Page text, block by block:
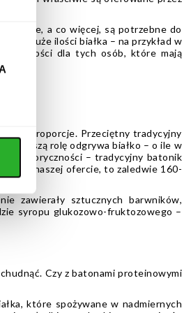
a co więcej, są potrzebne do
duże ilości białka – na przykład w
dla tych osób, które mają
proporcje. Przeciętny tradycyjny
rolę odgrywa białko – o ile w
w kaloryczności – tradycyjny batonik
w naszej ofercie, to zaledwie 160-
zawierały sztucznych barwników,
syropu glukozowo-fruktozowego –
Czy z batonami proteinowymi
które spożywane w nadmiernych